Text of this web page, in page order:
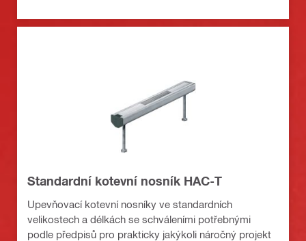
Standardní kotevní nosník HAC-T
Upevňovací kotevní nosníky ve standardních
velikostech a délkách se schváleními potřebnými
podle předpisů pro prakticky jakýkoli náročný projekt